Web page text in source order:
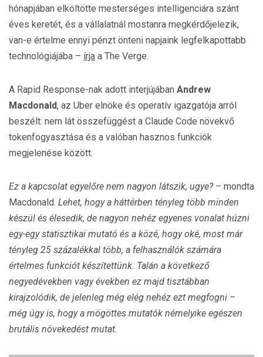
hónapjában elköltötte mesterséges intelligenciára szánt
éves keretét, és a vállalatnál mostanra megkérdőjelezik,
van-e értelme ennyi pénzt önteni napjaink legfelkapottabb
technológiájába – írja a The Verge.
A Rapid Response-nak adott interjújában Andrew
Macdonald, az Uber elnöke és operatív igazgatója arról
beszélt: nem lát összefüggést a Claude Code növekvő
tokenfogyasztása és a valóban hasznos funkciók
megjelenése között.
Ez a kapcsolat egyelőre nem nagyon látszik, ugye?– mondta
Macdonald. Lehet, hogy a háttérben tényleg több minden
készül és élesedik, de nagyon nehéz egyenes vonalat húzni
egy-egy statisztikai mutató és a közé, hogy oké, most már
tényleg 25 százalékkal több, a felhasználók számára
értelmes funkciót készítettünk. Talán a következő
negyedévekben vagy években ez majd tisztábban
kirajzolódik, de jelenleg még elég nehéz ezt megfogni –
még úgy is, hogy a mögöttes mutatók némelyike egészen
brutális növekedést mutat.